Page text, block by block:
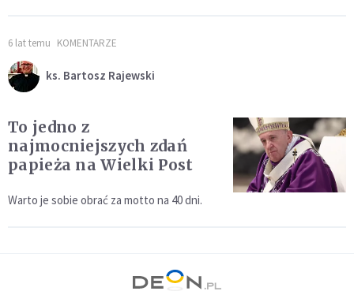
6 lat temu KOMENTARZE
ks. Bartosz Rajewski
To jedno z
najmocniejszych zdań
papieża na Wielki Post
Warto je sobie obrać za motto na 40 dni.